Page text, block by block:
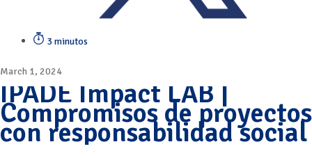
3 minutos
March 1, 2024
IPADE Impact LAB |
Compromisos de proyectos
con responsabilidad social